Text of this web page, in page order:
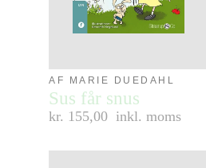
AF MARIE DUEDAHL
Sus får snus
kr. 155,00 inkl. moms